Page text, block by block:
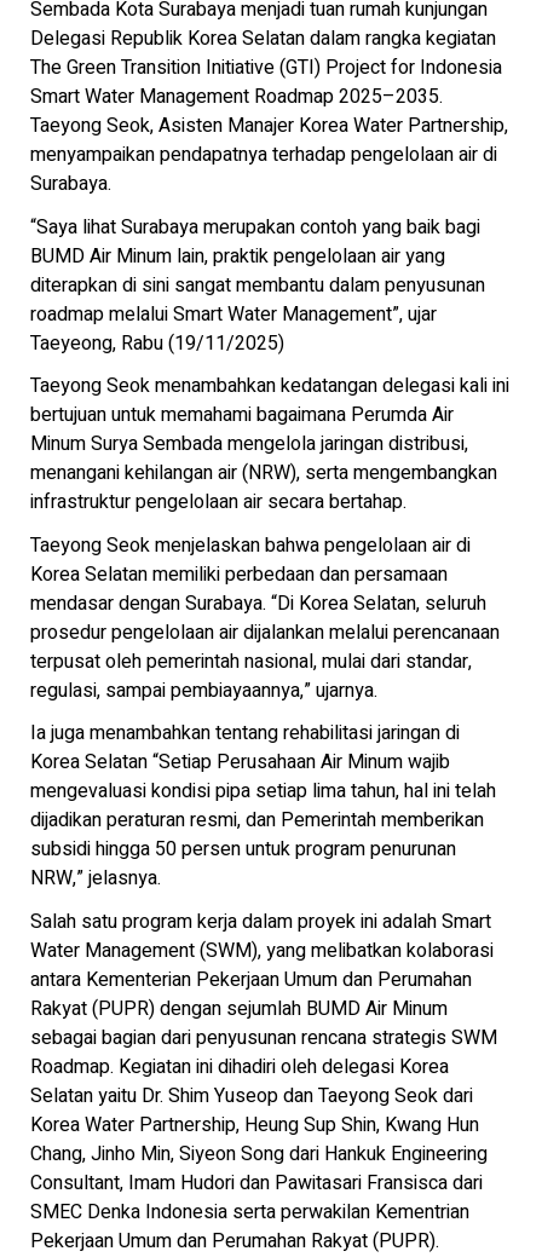
Sembada Kota Surabaya menjadi tuan rumah kunjungan
Delegasi Republik Korea Selatan dalam rangka kegiatan
The Green Transition Initiative (GTI) Project for Indonesia
Smart Water Management Roadmap 2025–2035.
Taeyong Seok, Asisten Manajer Korea Water Partnership,
menyampaikan pendapatnya terhadap pengelolaan air di
Surabaya.
“Saya lihat Surabaya merupakan contoh yang baik bagi
BUMD Air Minum lain, praktik pengelolaan air yang
diterapkan di sini sangat membantu dalam penyusunan
roadmap melalui Smart Water Management”, ujar
Taeyeong, Rabu (19/11/2025)
Taeyong Seok menambahkan kedatangan delegasi kali ini
bertujuan untuk memahami bagaimana Perumda Air
Minum Surya Sembada mengelola jaringan distribusi,
menangani kehilangan air (NRW), serta mengembangkan
infrastruktur pengelolaan air secara bertahap.
Taeyong Seok menjelaskan bahwa pengelolaan air di
Korea Selatan memiliki perbedaan dan persamaan
mendasar dengan Surabaya. “Di Korea Selatan, seluruh
prosedur pengelolaan air dijalankan melalui perencanaan
terpusat oleh pemerintah nasional, mulai dari standar,
regulasi, sampai pembiayaannya,” ujarnya.
Ia juga menambahkan tentang rehabilitasi jaringan di
Korea Selatan “Setiap Perusahaan Air Minum wajib
mengevaluasi kondisi pipa setiap lima tahun, hal ini telah
dijadikan peraturan resmi, dan Pemerintah memberikan
subsidi hingga 50 persen untuk program penurunan
NRW,” jelasnya.
Salah satu program kerja dalam proyek ini adalah Smart
Water Management (SWM), yang melibatkan kolaborasi
antara Kementerian Pekerjaan Umum dan Perumahan
Rakyat (PUPR) dengan sejumlah BUMD Air Minum
sebagai bagian dari penyusunan rencana strategis SWM
Roadmap. Kegiatan ini dihadiri oleh delegasi Korea
Selatan yaitu Dr. Shim Yuseop dan Taeyong Seok dari
Korea Water Partnership, Heung Sup Shin, Kwang Hun
Chang, Jinho Min, Siyeon Song dari Hankuk Engineering
Consultant, Imam Hudori dan Pawitasari Fransisca dari
SMEC Denka Indonesia serta perwakilan Kementrian
Pekerjaan Umum dan Perumahan Rakyat (PUPR).